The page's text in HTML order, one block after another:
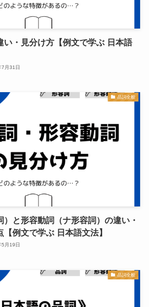
い・見分け方【例文で学ぶ 日本語
月31日
品詞全般
と形容動詞（ナ形容詞）の違い・
【例文で学ぶ 日本語文法】
月19日
品詞全般